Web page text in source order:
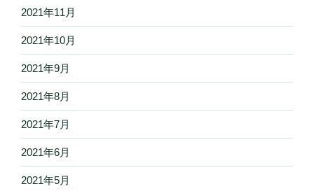
2021年11月
2021年10月
2021年9月
2021年8月
2021年7月
2021年6月
2021年5月